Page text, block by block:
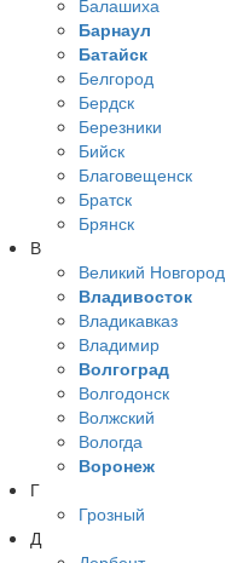
Балашиха
Барнаул
Батайск
Белгород
Бердск
Березники
Бийск
Благовещенск
Братск
Брянск
В
Великий Новгород
Владивосток
Владикавказ
Владимир
Волгоград
Волгодонск
Волжский
Вологда
Воронеж
Г
Грозный
Д